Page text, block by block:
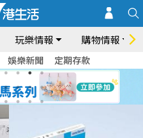
玩樂情報 購物情報
娛樂新聞 定期存款